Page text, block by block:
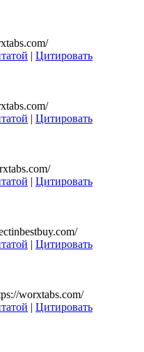
| Цитировать
| Цитировать
| Цитировать
| Цитировать
worxtabs.com/
| Цитировать